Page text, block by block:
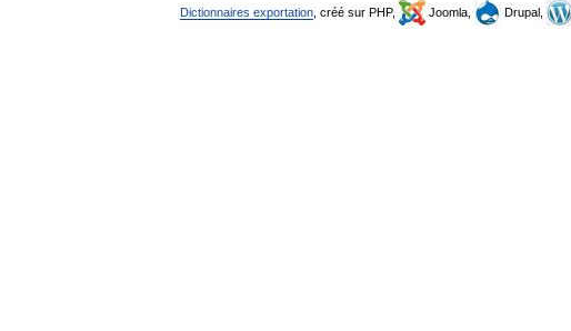
Dictionnaires exportation , créé sur PHP, Joomla, Drupal,